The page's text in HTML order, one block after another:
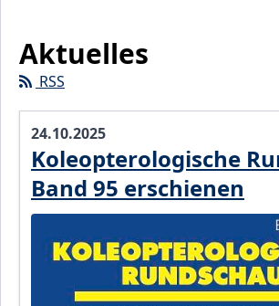
Aktuelles
RSS
24.10.2025
Koleopterologische
Band 95 erschienen